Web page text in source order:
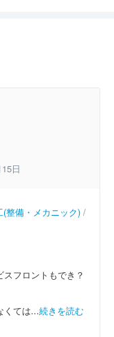
日
(整備・メカニック) /
フロントもでき？
くては...続きを読む